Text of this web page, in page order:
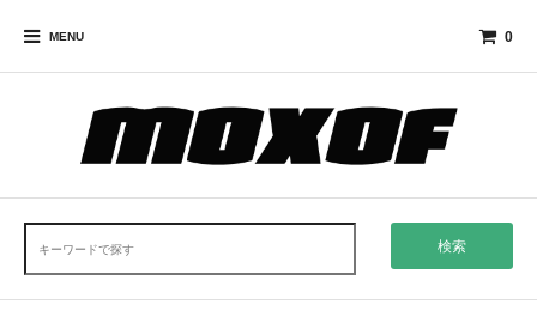
MENU 0
検索